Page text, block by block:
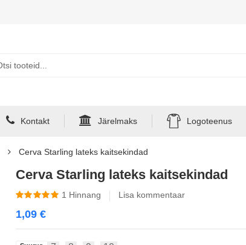
Kontakt Järelmaks Logoteenus
Cerva Starling lateks kaitsekindad
Cerva Starling lateks kaitsekindad
1 Hinnang Lisa kommentaar
1,09 €